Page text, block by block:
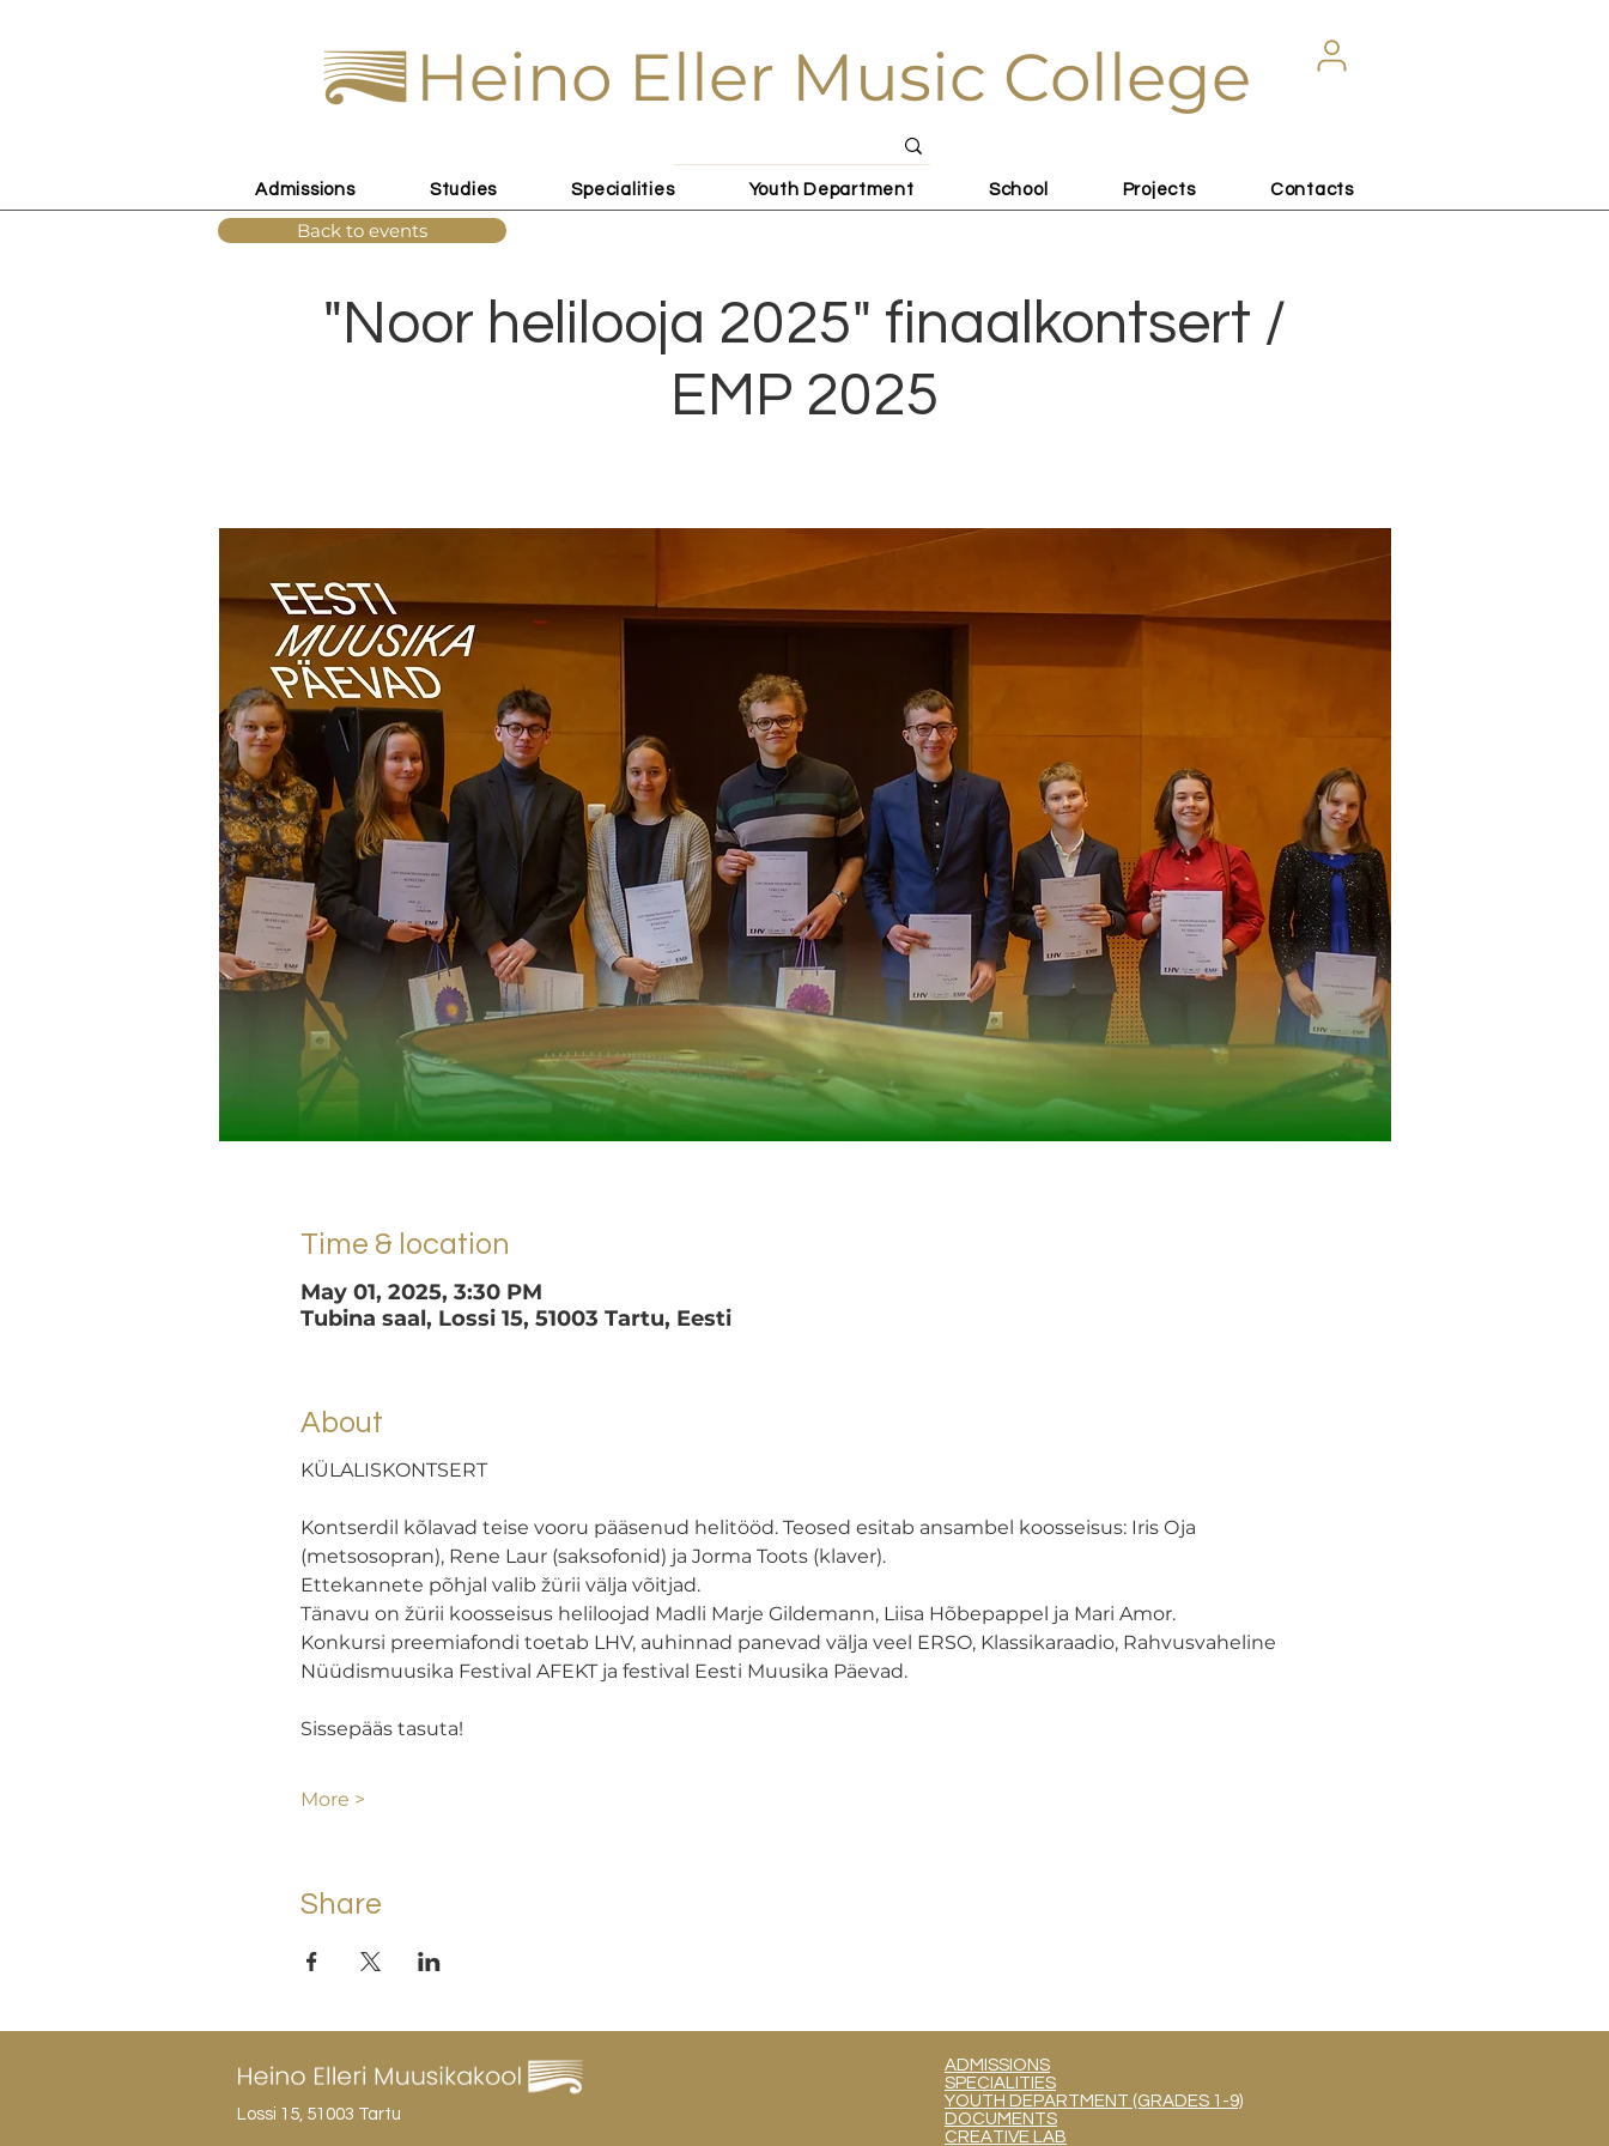
Heino Eller Music College
Admissions Studies Specialities Youth Department School Projects Contacts
"Noor helilooja 2025" finaalkontsert /
EMP 2025
Time & location
May 01, 2025, 3:30 PM
Tubina saal, Lossi 15, 51003 Tartu, Eesti
About
KÜLALISKONTSERT
Kontserdil kõlavad teise vooru pääsenud helitööd. Teosed esitab ansambel koosseisus: Iris Oja
(metsosopran), Rene Laur (saksofonid) ja Jorma Toots (klaver).
Ettekannete põhjal valib žürii välja võitjad.
Tänavu on žürii koosseisus heliloojad Madli Marje Gildemann, Liisa Hõbepappel ja Mari Amor.
Konkursi preemiafondi toetab LHV, auhinnad panevad välja veel ERSO, Klassikaraadio, Rahvusvaheline
Nüüdismuusika Festival AFEKT ja festival Eesti Muusika Päevad.
Sissepääs tasuta!
More >
Share
Back to events
Lossi 15, 51003 Tartu
ADMISSIONS
SPECIALITIES
YOUTH DEPARTMENT (GRADES 1-9)
DOCUMENTS
CREATIVE LAB